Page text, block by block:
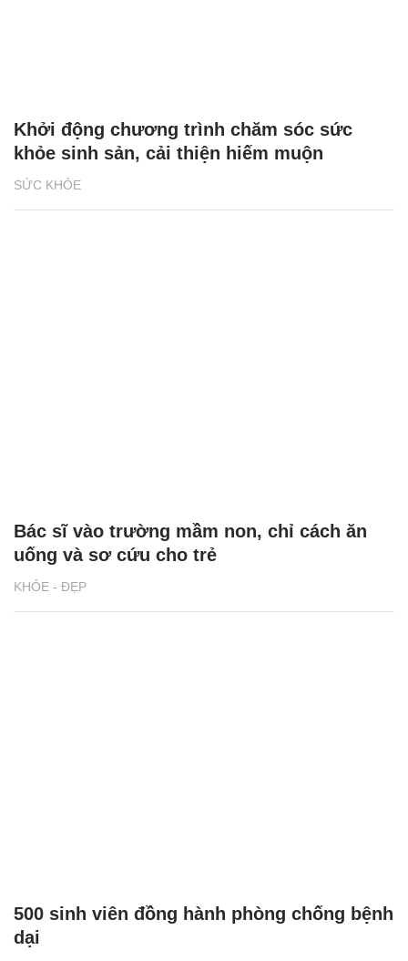
SỨC KHỎE
Khởi động chương trình chăm sóc sức
khỏe sinh sản, cải thiện hiếm muộn
KHỎE - ĐẸP
Bác sĩ vào trường mầm non, chỉ cách ăn
uống và sơ cứu cho trẻ
500 sinh viên đồng hành phòng chống bệnh
dại